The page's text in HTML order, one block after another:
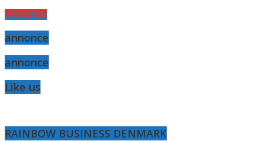
Læs mere
annonce
annonce
Like us
RAINBOW BUSINESS DENMARK